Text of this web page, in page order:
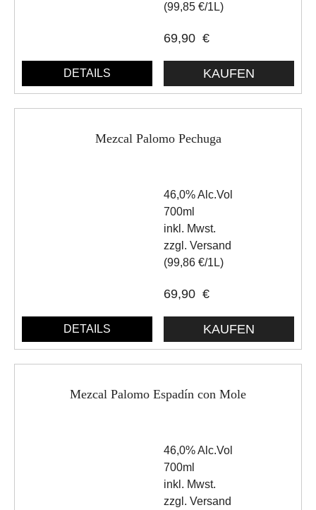
(99,85 €/1L)
69,90 €
DETAILS
Mezcal Palomo Pechuga
46,0% Alc.Vol
700ml
inkl. Mwst.
zzgl. Versand
(99,86 €/1L)
69,90 €
DETAILS
Mezcal Palomo Espadín con Mole
46,0% Alc.Vol
700ml
inkl. Mwst.
zzgl. Versand